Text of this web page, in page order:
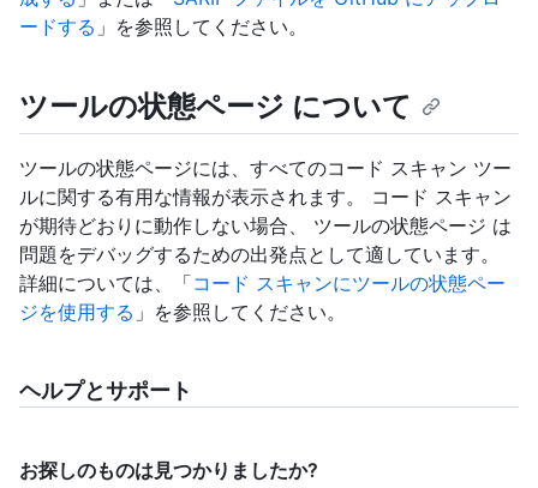
ードする 」を参照してください。
ツールの状態ページ について
ツールの状態ページには、すべてのコード スキャン ツー
ルに関する有用な情報が表示されます。 コード スキャン
が期待どおりに動作しない場合、 ツールの状態ページ は
問題をデバッグするための出発点として適しています。
詳細については、「コード スキャンにツールの状態ペー
ジを使用する 」を参照してください。
ヘルプとサポート
お探しのものは見つかりましたか?